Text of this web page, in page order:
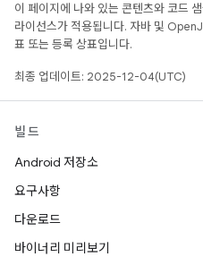
이 페이지에 나와 있는 콘텐츠와 코드
라이선스가 적용됩니다. 자바 및
표 또는 등록 상표입니다.
최종 업데이트: 2025-12-04(UTC)
빌드
Android 저장소
요구사항
다운로드
바이너리 미리보기